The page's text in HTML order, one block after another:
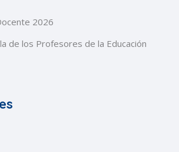
2026
de los Profesores de la Educación